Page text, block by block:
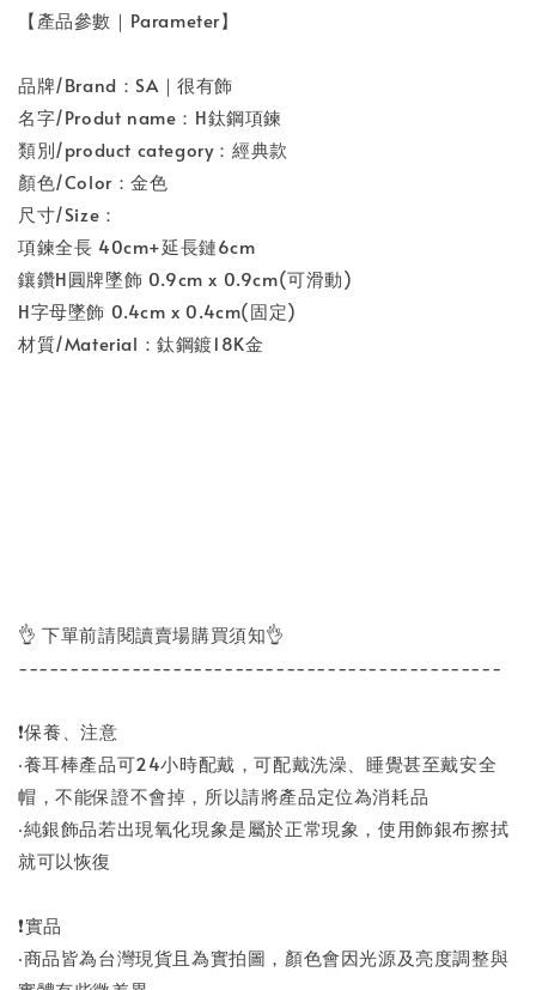
【產品參數｜Parameter】
品牌/Brand：SA｜很有飾
名字/Produt name：H鈦鋼項鍊
類別/product category：經典款
顏色/Color：金色
尺寸/Size：
項鍊全長 40cm+延長鏈6cm
鑲鑽H圓牌墜飾 0.9cm x 0.9cm(可滑動)
H字母墜飾 0.4cm x 0.4cm(固定)
材質/Material：鈦鋼鍍18K金
👌 下單前請閱讀賣場購買須知👌
-----------------------------------------------
❗保養、注意
‧養耳棒產品可24小時配戴，可配戴洗澡、睡覺甚至戴安全
帽，不能保證不會掉，所以請將產品定位為消耗品
‧純銀飾品若出現氧化現象是屬於正常現象，使用飾銀布擦拭
就可以恢復
❗實品
‧商品皆為台灣現貨且為實拍圖，顏色會因光源及亮度調整與